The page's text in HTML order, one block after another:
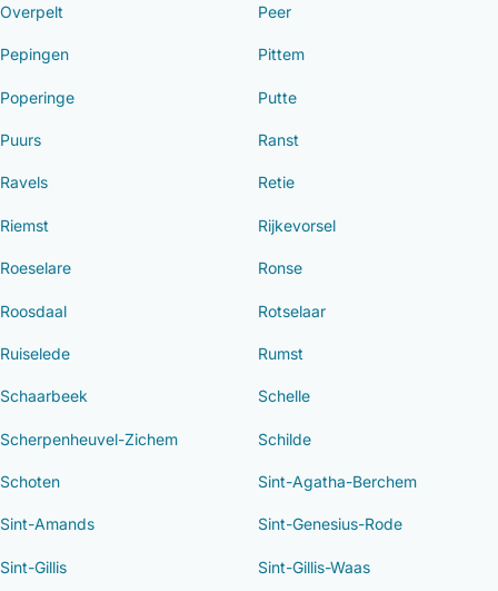
Overpelt Peer
Pepingen Pittem
Poperinge Putte
Puurs Ranst
Ravels Retie
Riemst Rijkevorsel
Roeselare Ronse
Roosdaal Rotselaar
Ruiselede Rumst
Schaarbeek Schelle
Scherpenheuvel-Zichem Schilde
Schoten Sint-Agatha-Berchem
Sint-Amands Sint-Genesius-Rode
Sint-Gillis Sint-Gillis-Waas